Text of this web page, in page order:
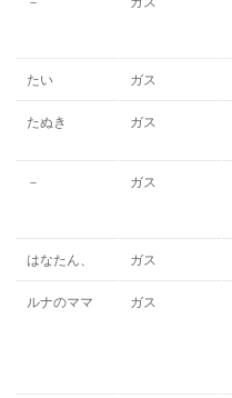
たい ガス
たぬき ガス
－ ガス
はなたん、 ガス
ルナのママ ガス